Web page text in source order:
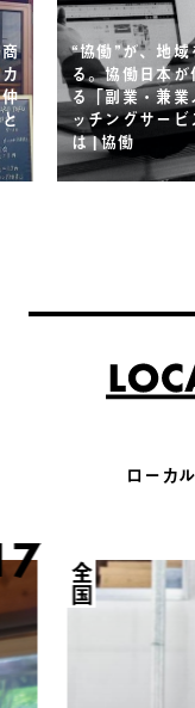
“協働”が、地域
る。協働日本が
る「副業・兼業
ッチングサービ
は | 協働
ローカ
全国